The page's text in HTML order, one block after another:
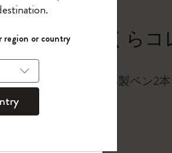
保存する
アリー さくらコ
ス
トブック2冊、Kaweko製ペン2本
¥ 24,475
ようこそ
、コード
力すると、初
無料になり
レット品は
or country